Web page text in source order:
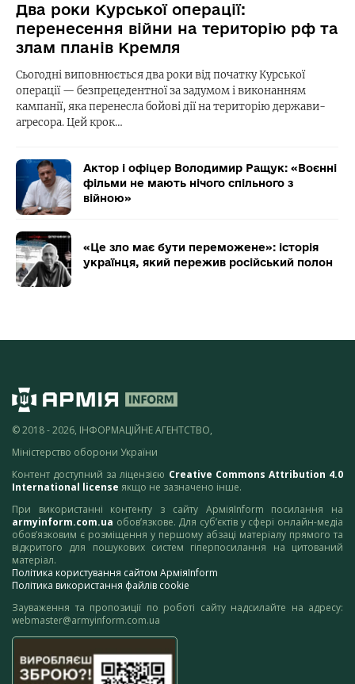
Два роки Курської операції:
перенесення війни на територію рф та
злам планів Кремля
Сьогодні виповнюється два роки від початку Курської
операції — безпрецедентної за задумом і виконанням
кампанії, яка перенесла бойові дії на територію держави-
агресора. Цей крок…
Актор і офіцер Володимир Ращук: «Воєнні
фільми не мають нічого спільного з
війною»
«Це зло має бути переможене»: історія
українця, який пережив російський полон
© 2018 - 2026, ІНФОРМАЦІЙНЕ АГЕНТСТВО,
Міністерство оборони України
Контент доступний за ліцензією Creative Commons Attribution 4.0
International license якщо не зазначено інше.
При використанні контенту з сайту АрміяInform посилання на
armyinform.com.ua обов’язкове. Для суб’єктів у сфері онлайн-медіа
обов’язковим є розміщення у першому абзаці матеріалу прямого та
відкритого для пошукових систем гіперпосилання на цитований
матеріал.
Політика користування сайтом АрміяInform
Політика використання файлів cookie
Зауваження та пропозиції по роботі сайту надсилайте на адресу:
webmaster@armyinform.com.ua